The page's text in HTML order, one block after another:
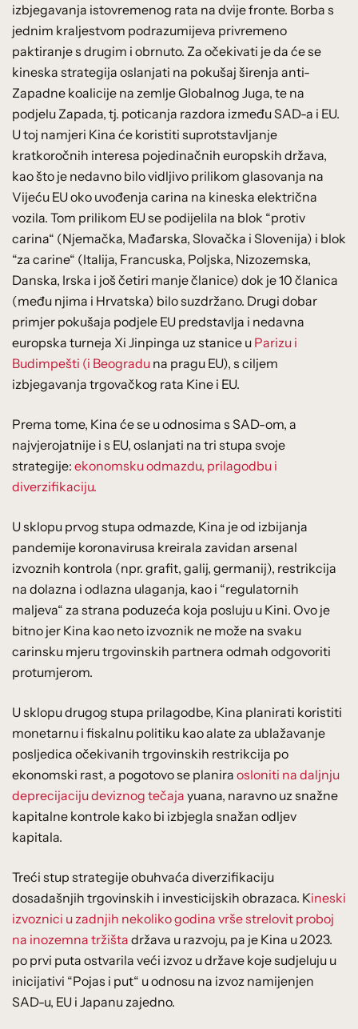
izbjegavanja istovremenog rata na dvije fronte. Borba s
jednim kraljestvom podrazumijeva privremeno
paktiranje s drugim i obrnuto. Za očekivati je da će se
kineska strategija oslanjati na pokušaj širenja anti-
Zapadne koalicije na zemlje Globalnog Juga, te na
podjelu Zapada, tj. poticanja razdora između SAD-a i EU.
U toj namjeri Kina će koristiti suprotstavljanje
kratkoročnih interesa pojedinačnih europskih država,
kao što je nedavno bilo vidljivo prilikom glasovanja na
Vijeću EU oko uvođenja carina na kineska električna
vozila. Tom prilikom EU se podijelila na blok “protiv
carina“ (Njemačka, Mađarska, Slovačka i Slovenija) i blok
“za carine“ (Italija, Francuska, Poljska, Nizozemska,
Danska, Irska i još četiri manje članice) dok je 10 članica
(među njima i Hrvatska) bilo suzdržano. Drugi dobar
primjer pokušaja podjele EU predstavlja i nedavna
europska turneja Xi Jinpinga uz stanice u Parizu i
Budimpešti (i Beogradu na pragu EU), s ciljem
izbjegavanja trgovačkog rata Kine i EU.
Prema tome, Kina će se u odnosima s SAD-om, a
najvjerojatnije i s EU, oslanjati na tri stupa svoje
strategije: ekonomsku odmazdu, prilagodbu i
diverzifikaciju.
U sklopu prvog stupa odmazde, Kina je od izbijanja
pandemije koronavirusa kreirala zavidan arsenal
izvoznih kontrola (npr. grafit, galij, germanij), restrikcija
na dolazna i odlazna ulaganja, kao i “regulatornih
maljeva“ za strana poduzeća koja posluju u Kini. Ovo je
bitno jer Kina kao neto izvoznik ne može na svaku
carinsku mjeru trgovinskih partnera odmah odgovoriti
protumjerom.
U sklopu drugog stupa prilagodbe, Kina planirati koristiti
monetarnu i fiskalnu politiku kao alate za ublažavanje
posljedica očekivanih trgovinskih restrikcija po
ekonomski rast, a pogotovo se planira osloniti na daljnju
deprecijaciju deviznog tečaja yuana, naravno uz snažne
kapitalne kontrole kako bi izbjegla snažan odljev
kapitala.
Treći stup strategije obuhvaća diverzifikaciju
dosadašnjih trgovinskih i investicijskih obrazaca. Kineski
izvoznici u zadnjih nekoliko godina vrše strelovit proboj
na inozemna tržišta država u razvoju, pa je Kina u 2023.
po prvi puta ostvarila veći izvoz u države koje sudjeluju u
inicijativi “Pojas i put“ u odnosu na izvoz namijenjen
SAD-u, EU i Japanu zajedno.